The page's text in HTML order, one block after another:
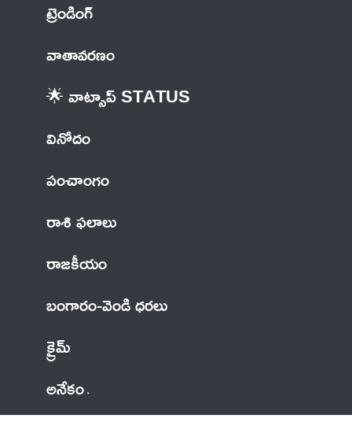
ట్రెండింగ్
వాతావరణం
🌟 వాట్సాప్ STATUS
వినోదం
పంచాంగం
రాశి ఫలాలు
రాజకీయం
బంగారం-వెండి ధరలు
క్రైమ్
అనేకం